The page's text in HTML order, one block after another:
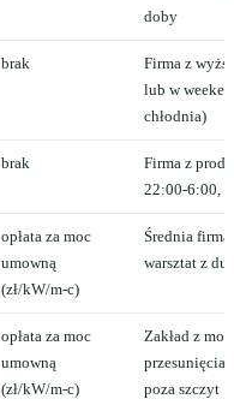
doby
brak
Firma z
lub w
chłodnia)
brak
Firma z
22:00-6:00,
opłata za moc
umowną
(zł/kW/m-c)
Średnia
warsztat z
opłata za moc
umowną
(zł/kW/m-c)
Zakład z
przesunięcia
poza szczyt